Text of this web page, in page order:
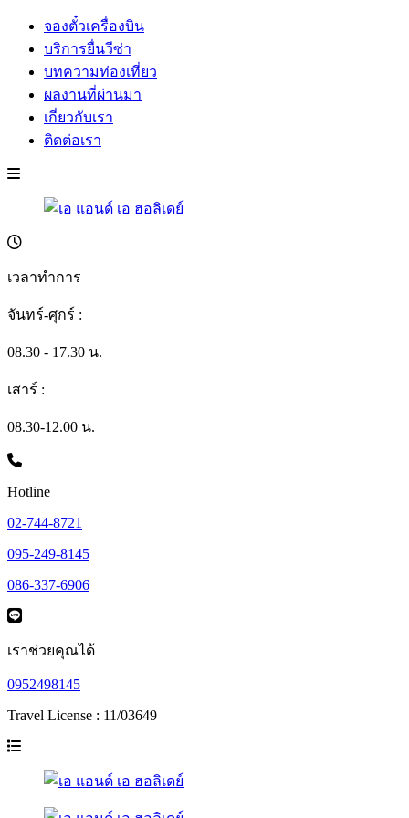
จองตั๋วเครื่องบิน
บริการยื่นวีซ่า
บทความท่องเที่ยว
ผลงานที่ผ่านมา
เกี่ยวกับเรา
ติดต่อเรา
เวลาทำการ
จันทร์-ศุกร์ :
08.30 - 17.30 น.
เสาร์ :
08.30-12.00 น.
Hotline
02-744-8721
095-249-8145
086-337-6906
เราช่วยคุณได้
0952498145
Travel License : 11/03649